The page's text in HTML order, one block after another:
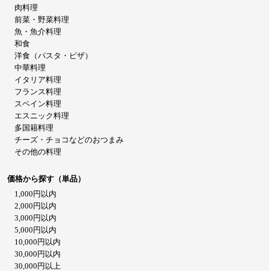
肉料理
前菜・野菜料理
魚・魚介料理
和食
洋食（パスタ・ピザ）
中華料理
イタリア料理
フランス料理
スペイン料理
エスニック料理
多国籍料理
チーズ・チョコなどのおつまみ
その他の料理
価格から探す（単品）
1,000円以内
2,000円以内
3,000円以内
5,000円以内
10,000円以内
30,000円以内
30,000円以上